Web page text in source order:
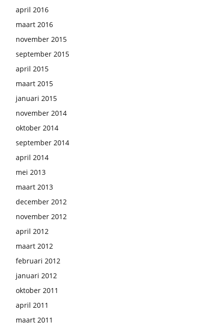
april 2016
maart 2016
november 2015
september 2015
april 2015
maart 2015
januari 2015
november 2014
oktober 2014
september 2014
april 2014
mei 2013
maart 2013
december 2012
november 2012
april 2012
maart 2012
februari 2012
januari 2012
oktober 2011
april 2011
maart 2011